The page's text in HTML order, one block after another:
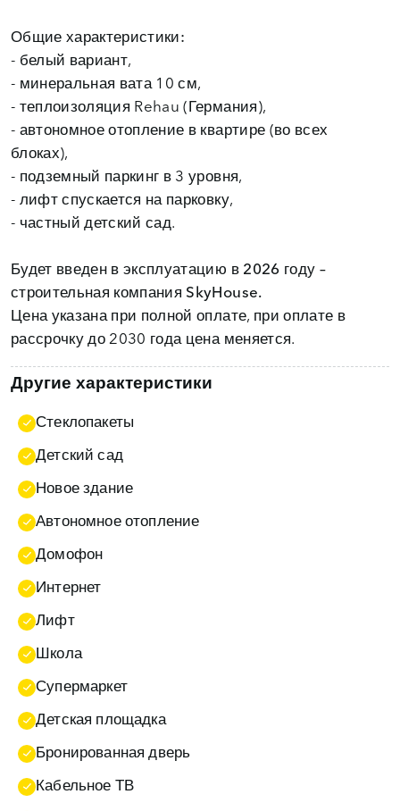
Общие характеристики:
- белый вариант,
- минеральная вата 10 см,
- теплоизоляция Rehau (Германия),
- автономное отопление в квартире (во всех
блоках),
- подземный паркинг в 3 уровня,
- лифт спускается на парковку,
- частный детский сад.
Будет введен в эксплуатацию в 2026 году –
строительная компания SkyHouse.
Цена указана при полной оплате, при оплате в
рассрочку до 2030 года цена меняется.
Другие характеристики
Стеклопакеты
Детский сад
Новое здание
Автономное отопление
Домофон
Интернет
Лифт
Школа
Супермаркет
Детская площадка
Бронированная дверь
Кабельное ТВ